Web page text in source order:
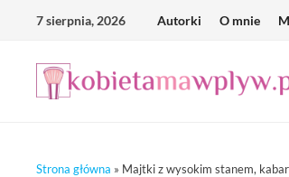
content
7 sierpnia, 2026 Autorki O mnie
Strona główna » Majtki z wysokim stanem,